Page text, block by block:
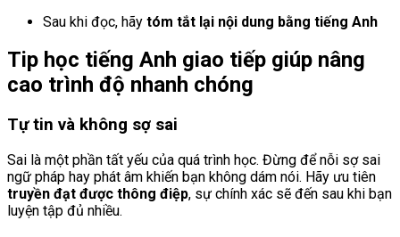
Sau khi đọc, hãy tóm tắt lại nội dung bằng tiếng Anh
Tip học tiếng Anh giao tiếp giúp nâng
cao trình độ nhanh chóng
Tự tin và không sợ sai
Sai là một phần tất yếu của quá trình học. Đừng để nỗi sợ sai
ngữ pháp hay phát âm khiến bạn không dám nói. Hãy ưu tiên
truyền đạt được thông điệp, sự chính xác sẽ đến sau khi bạn
luyện tập đủ nhiều.